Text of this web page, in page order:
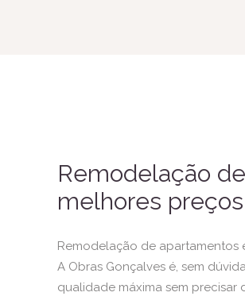
Remodelação
melhores
Remodelação de apartamentos
A Obras Gonçalves é, sem
qualidade máxima sem precisar